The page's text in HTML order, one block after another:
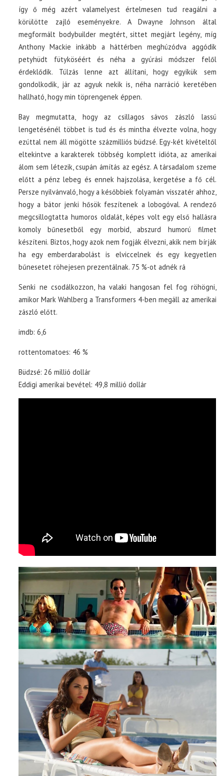
így ő még azért valamelyest értelmesen tud reagálni a
körülötte zajló eseményekre. A Dwayne Johnson által
megformált bodybuilder megtért, sittet megjárt legény, míg
Anthony Mackie inkább a háttérben meghúzódva aggódik
petyhüdt fütyköséért és néha a gyúrási módszer felől
érdeklődik. Túlzás lenne azt állítani, hogy egyikük sem
gondolkodik, jár az agyuk nekik is, néha narráció keretében
hallható, hogy min töprengenek éppen.
Bay megmutatta, hogy az csillagos sávos zászló lassú
lengetésénél többet is tud és és mintha élvezte volna, hogy
ezúttal nem áll mögötte százmilliós büdzsé. Egy-két kivételtől
eltekintve a karakterek többség komplett idióta, az amerikai
álom sem létezik, csupán ámítás az egész. A társadalom szeme
előtt a pénz lebeg és ennek hajszolása, kergetése a fő cél.
Persze nyilvánvaló, hogy a későbbiek folyamán visszatér ahhoz,
hogy a bátor jenki hősök feszítenek a lobogóval. A rendező
megcsillogtatta humoros oldalát, képes volt egy első hallásra
komoly bűnesetből egy morbid, abszurd humorú filmet
készíteni. Biztos, hogy azok nem fogják élvezni, akik nem bírják
ha egy emberdarabolást is elviccelnek és egy kegyetlen
bűnesetet röhejesen prezentálnak. 75 %-ot adnék rá
Senki ne csodálkozzon, ha valaki hangosan fel fog röhögni,
amikor Mark Wahlberg a Transformers 4-ben megáll az amerikai
zászló előtt.
imdb: 6,6
rottentomatoes: 46 %
Büdzsé: 26 millió dollár
Eddigi amerikai bevétel: 49,8 millió dollár